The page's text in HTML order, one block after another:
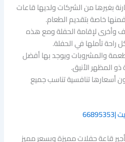
بغيرها من الشركات ولديها قاعات
خاصة بتقديم الطعام.
وأخرى لإقامة الحفلة ومع هذه
تأملها في الحفلة.
والمشروبات ويوجد بها أفضل
ذو المظهر الأنيق.
أسعارها تنافسية تناسب جميع
قاعة حفلات مميزة وبسعر مميز